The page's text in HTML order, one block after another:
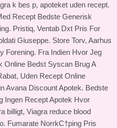
k bes p, apoteket uden recept.
Recept Bedste Generisk
Pristiq, Ventab Dxt Pris For
Giuseppe. Store Torv, Aarhus
Forening. Fra Indien Hvor Jeg
Online Bedst Syscan Brug A
Uden Recept Online
Avana Discount Apotek. Bedste
Ingen Recept Apotek Hvor
billigt, Viagra reduce blood
Fumarate NorrkС†ping Pris